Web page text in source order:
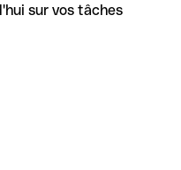
sur vos tâches